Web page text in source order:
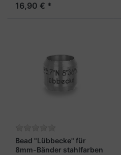
16,90 € *
Bead "Lübbecke" für
8mm-Bänder stahlfarben